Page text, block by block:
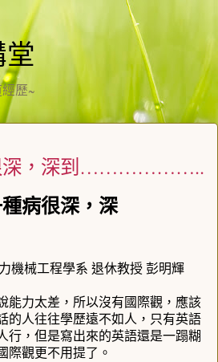
歷~
深，深到………………..
病很深，深
機械工程學系 退休教授彭明輝
能力太差，所以沒有國際觀，應該
的人往往學歷遠不如人，只有英語
行，但是寫出來的英語還是一蹋糊
際觀更不用提了。